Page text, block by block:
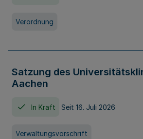
Verordnung
Satzung des
Aachen
In Kraft Seit 16. Juli 2026
Verwaltungsvorschrift